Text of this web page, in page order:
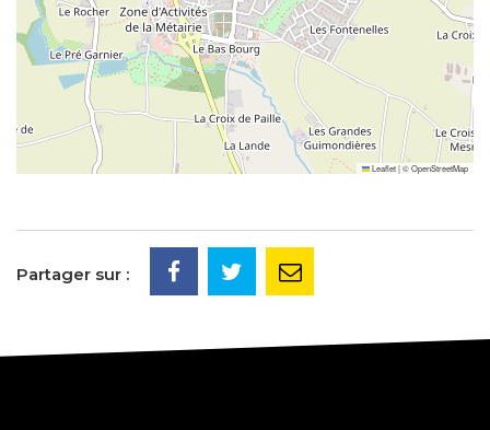
Leaflet|©OpenStreetMap
Partager sur :